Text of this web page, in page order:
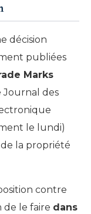
décision
publiées
Marks
Journal des
le lundi)
la propriété
contre
de le faire dans